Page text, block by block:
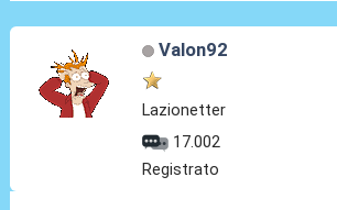
Valon92
Lazionetter
17.002
Registrato